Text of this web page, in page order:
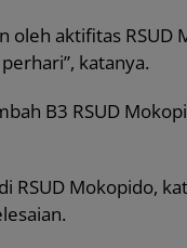
oleh aktifitas
katanya.
B3 RSUD
RSUD Mokopido,